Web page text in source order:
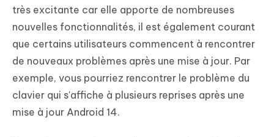
iAnyGo
très excitante car elle apporte de nombreuses
nouvelles fonctionnalités, il est également courant
que certains utilisateurs commencent à rencontrer
de nouveaux problèmes après une mise à jour. Par
exemple, vous pourriez rencontrer le problème du
clavier qui s'affiche à plusieurs reprises après une
mise à jour Android 14.